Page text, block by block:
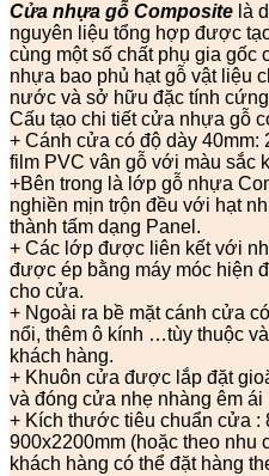
Cửa nhựa gỗ Composite là
nguyên liệu tổng hợp được
cùng một số chất phụ gia gốc
nhựa bao phủ hạt gỗ vật liệu
nước và sở hữu đặc tính
Cấu tạo chi tiết cửa nhựa gỗ
+ Cánh cửa có độ dày 40mm:
film PVC vân gỗ với màu sắc
+Bên trong là lớp gỗ nhựa
nghiền mịn trộn đều với hạt
thành tấm dạng Panel.
+ Các lớp được liên kết với
được ép bằng máy móc hiện
cho cửa.
+ Ngoài ra bề mặt cánh cửa
nổi, thêm ô kính …tùy thuộc
khách hàng.
+ Khuôn cửa được lắp đặt
và đóng cửa nhẹ nhàng êm ái
+ Kích thước tiêu chuẩn cửa :
900x2200mm (hoặc theo nhu
khách hàng có thể đặt hàng